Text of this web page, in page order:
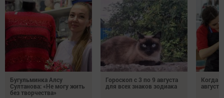
Бугульминка Алсу
Султанова: «Не могу жить
без творчества»
Гороскоп с 3 по 9 августа
для всех знаков зодиака
Когда